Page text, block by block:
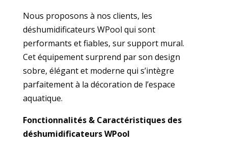
Nous proposons à nos clients, les
déshumidificateurs WPool qui sont
performants et fiables, sur support mural.
Cet équipement surprend par son design
sobre, élégant et moderne qui s’intègre
parfaitement à la décoration de l’espace
aquatique.
Fonctionnalités & Caractéristiques des
déshumidificateurs WPool